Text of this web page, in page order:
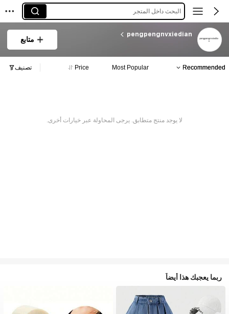
البحث داخل المتجر
pengpengnvxiedian
متابع
Recommended
Most Popular
Price تصنيف
لا يوجد منتج متطابق. يرجى المحاولة عبر خيارات أخرى.
ربما يعجبك هذا أيضاً